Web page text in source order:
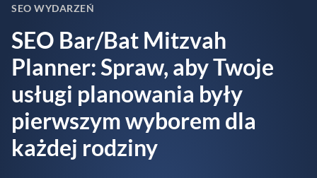
SEO WYDARZEŃ
SEO Bar/Bat Mitzvah
Planner: Spraw, aby Twoje
usługi planowania były
pierwszym wyborem dla
każdej rodziny